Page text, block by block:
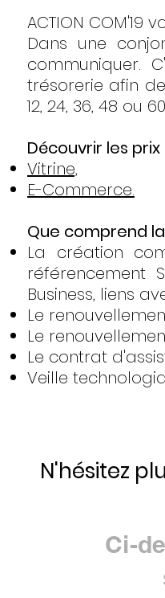
ACTION
Dans une
communiquer.
trésorerie afin
12, 24, 36, 48 ou
Découvrir les
Vitrine,
E-Commerce.
Que comprend
La création
référencement
Business, liens
Le
Le
Le contrat
Veille
N'hésitez
Ci-